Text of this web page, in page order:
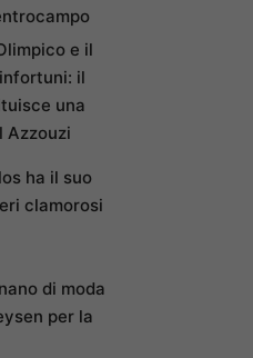
e il
il
una
Azzouzi
ha il suo
clamorosi
di moda
per la